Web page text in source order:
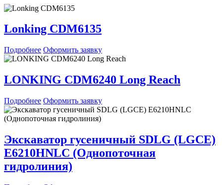
Lonking CDM6135
Подробнее Оформить заявку
LONKING CDM6240 Long Reach
Подробнее Оформить заявку
Экскаватор гусеничный SDLG (LGCE)
E6210HNLC (Однопоточная
гидролиния)